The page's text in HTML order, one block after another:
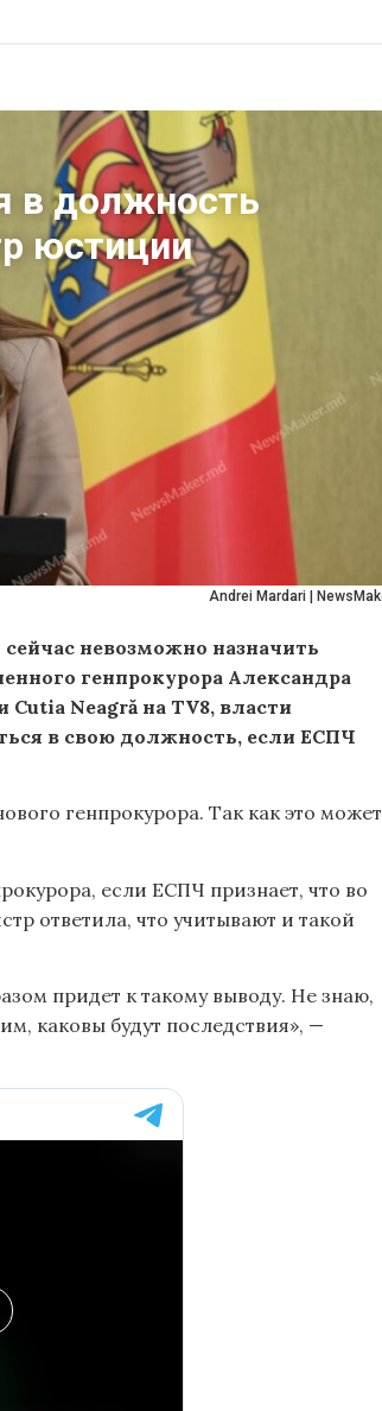
Andrei Mardari |
в должность
юстиции
невозможно назначить
генпрокурора Александра
Neagră на TV8, власти
в свою должность, если ЕСПЧ
генпрокурора. Так как это может
если ЕСПЧ признает, что во
ответила, что учитывают и такой
придет к такому выводу. Не знаю,
каковы будут последствия», —